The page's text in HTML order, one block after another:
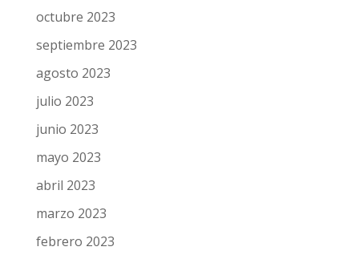
octubre 2023
septiembre 2023
agosto 2023
julio 2023
junio 2023
mayo 2023
abril 2023
marzo 2023
febrero 2023